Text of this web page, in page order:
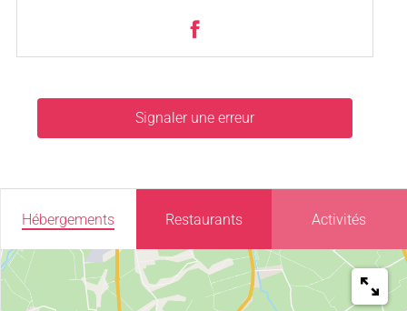
Signaler une erreur
Hébergements Restaurants Activités